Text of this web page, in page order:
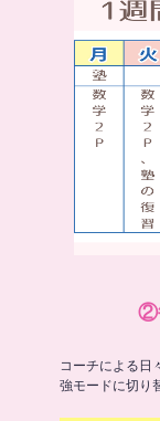
②
コーチによる日
強モードに切り